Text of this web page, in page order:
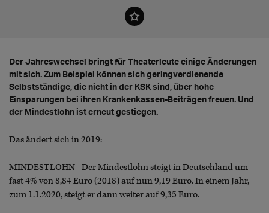
Der Jahreswechsel bringt für Theaterleute einige Änderungen
mit sich. Zum Beispiel können sich geringverdienende
Selbstständige, die nicht in der KSK sind, über hohe
Einsparungen bei ihren Krankenkassen-Beiträgen freuen. Und
der Mindestlohn ist erneut gestiegen.
Das ändert sich in 2019:
MINDESTLOHN - Der Mindestlohn steigt in Deutschland um
fast 4% von 8,84 Euro (2018) auf nun 9,19 Euro. In einem Jahr,
zum 1.1.2020, steigt er dann weiter auf 9,35 Euro.